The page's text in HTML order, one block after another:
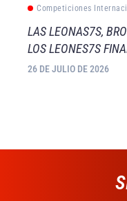
Competiciones
LAS LEONAS7S,
LOS LEONES7S
26 DE JULIO DE 2026